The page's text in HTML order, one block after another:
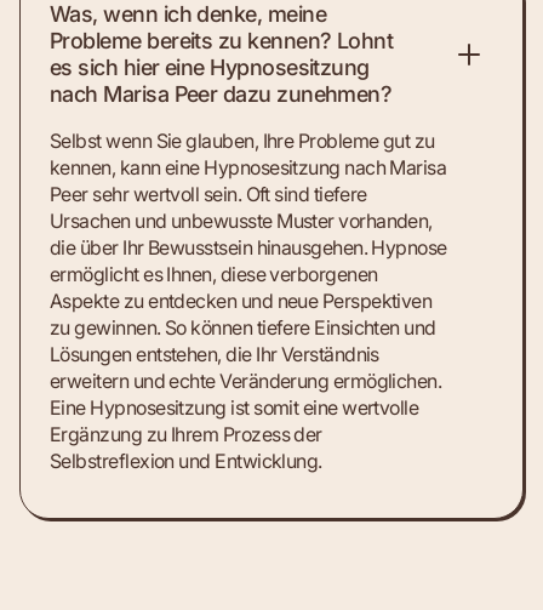
Was, wenn ich denke, meine
Probleme bereits zu kennen? Lohnt
es sich hier eine Hypnosesitzung
nach Marisa Peer dazu zunehmen?
Selbst wenn Sie glauben, Ihre Probleme gut zu
kennen, kann eine Hypnosesitzung nach Marisa
Peer sehr wertvoll sein. Oft sind tiefere
Ursachen und unbewusste Muster vorhanden,
die über Ihr Bewusstsein hinausgehen. Hypnose
ermöglicht es Ihnen, diese verborgenen
Aspekte zu entdecken und neue Perspektiven
zu gewinnen. So können tiefere Einsichten und
Lösungen entstehen, die Ihr Verständnis
erweitern und echte Veränderung ermöglichen.
Eine Hypnosesitzung ist somit eine wertvolle
Ergänzung zu Ihrem Prozess der
Selbstreflexion und Entwicklung.